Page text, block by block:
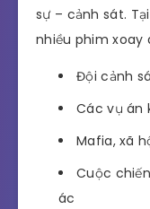
sự – cảnh sát.
nhiều phim xoay
Đội cảnh
Các vụ án
Mafia, xã
Cuộc
ác